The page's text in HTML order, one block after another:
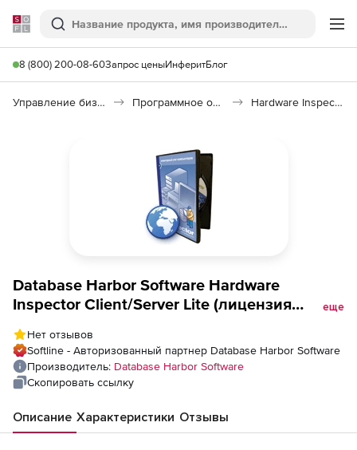
Softline
Поиск
8 (800) 200-08-60Запрос ценыИнферитБлог
Управление бизнесом, CRM/ERP Программное обеспечение для учета компьютеров Hardware Inspector Client/Server
Database Harbor Software Hardware
Inspector Client/Server Lite (лицензия
учитываемых рабочих мест), Количество
подключений
еще
Нет отзывов
Softline - Авторизованный партнер Database Harbor Software
Производитель: Database Harbor Software
Скопировать ссылку
Описание Характеристики Отзывы